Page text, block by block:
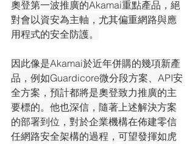
奧登第一波推廣的Akamai重點產品，絕
對會以資安為主軸，尤其偏重網路與應
用程式的安全防護。
因此像是Akamai於近年併購的幾項新產
品，例如Guardicore微分段方案、API安
全方案，預計都將是奧登致力推廣的主
要標的。他也深信，隨著上述解決方案
的部署到位，對於企業機構在佈建零信
任網路安全架構的過程，可望發揮如虎